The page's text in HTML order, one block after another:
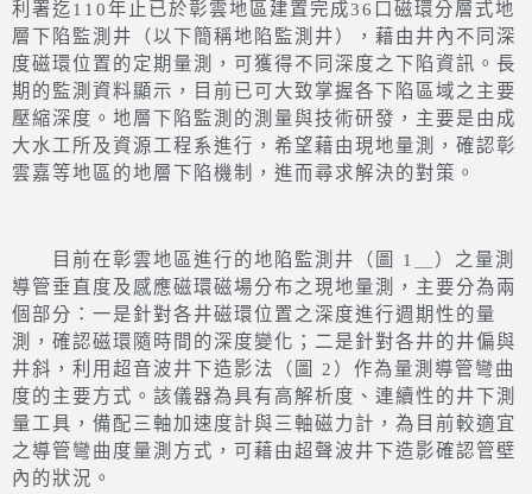
利署迄110年止已於彰雲地區建置完成36口磁環分層式地
層下陷監測井（以下簡稱地陷監測井），藉由井內不同深
度磁環位置的定期量測，可獲得不同深度之下陷資訊。長
期的監測資料顯示，目前已可大致掌握各下陷區域之主要
壓縮深度。地層下陷監測的測量與技術研發，主要是由成
大水工所及資源工程系進行，希望藉由現地量測，確認彰
雲嘉等地區的地層下陷機制，進而尋求解決的對策。
目前在彰雲地區進行的地陷監測井（圖 1＿）之量測
導管垂直度及感應磁環磁場分布之現地量測，主要分為兩
個部分：一是針對各井磁環位置之深度進行週期性的量
測，確認磁環隨時間的深度變化；二是針對各井的井偏與
井斜，利用超音波井下造影法（圖 2）作為量測導管彎曲
度的主要方式。該儀器為具有高解析度、連續性的井下測
量工具，備配三軸加速度計與三軸磁力計，為目前較適宜
之導管彎曲度量測方式，可藉由超聲波井下造影確認管壁
內的狀況。